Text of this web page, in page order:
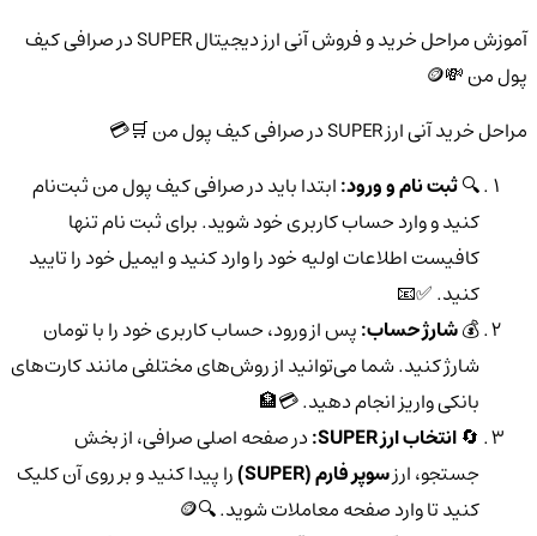
آموزش مراحل خرید و فروش آنی ارز دیجیتال SUPER در صرافی کیف
پول من 💸🪙
مراحل خرید آنی ارز SUPER در صرافی کیف پول من 🛒💳
🔍ثبت نام و ورود:ابتدا باید در صرافی کیف پول من ثبت‌نام
کنید و وارد حساب کاربری خود شوید. برای ثبت نام تنها
کافیست اطلاعات اولیه خود را وارد کنید و ایمیل خود را تایید
کنید. ✅📧
💰شارژ حساب:پس از ورود، حساب کاربری خود را با تومان
شارژ کنید. شما می‌توانید از روش‌های مختلفی مانند کارت‌های
بانکی واریز انجام دهید. 💳🏦
🔄انتخاب ارز SUPER:
در صفحه اصلی صرافی، از بخش
جستجو، ارزسوپر فارم (SUPER)
را پیدا کنید و بر روی آن کلیک
کنید تا وارد صفحه معاملات شوید. 🔍🪙